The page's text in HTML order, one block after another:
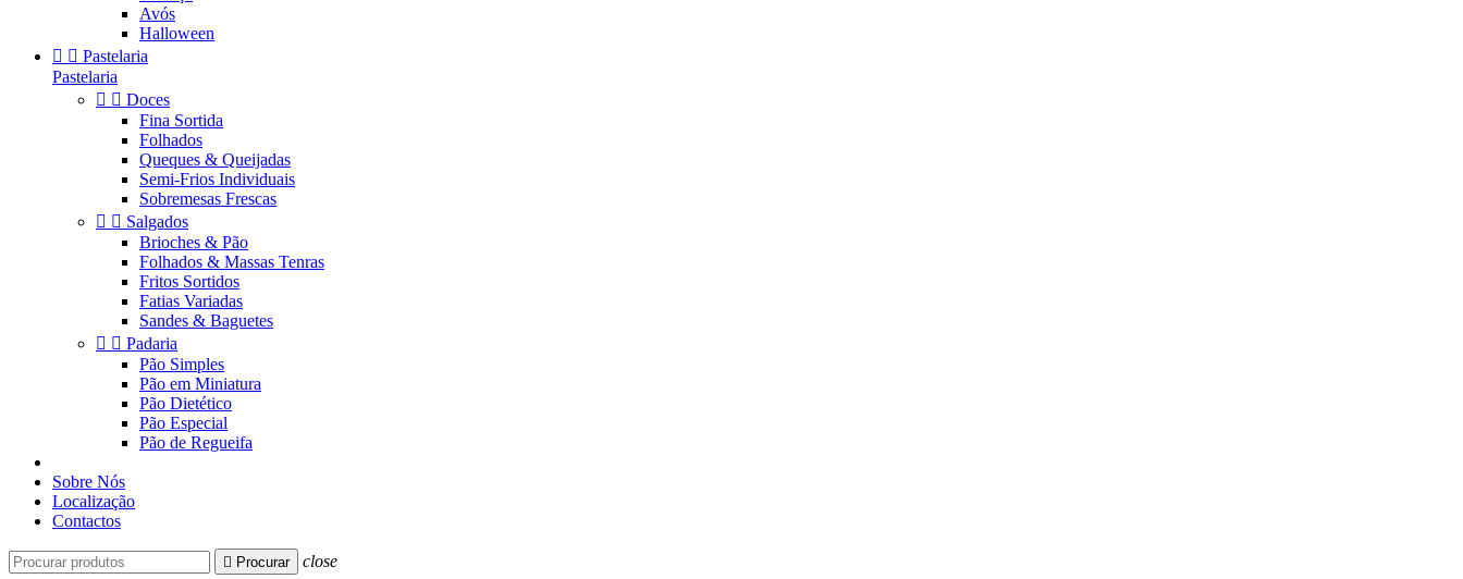
Avós
Halloween
  Pastelaria
Pastelaria
  Doces
Fina Sortida
Folhados
Queques & Queijadas
Semi-Frios Individuais
Sobremesas Frescas
  Salgados
Brioches & Pão
Folhados & Massas Tenras
Fritos Sortidos
Fatias Variadas
Sandes & Baguetes
  Padaria
Pão Simples
Pão em Miniatura
Pão Dietético
Pão Especial
Pão de Regueifa
Sobre Nós
Localização
Contactos
 Procurar close